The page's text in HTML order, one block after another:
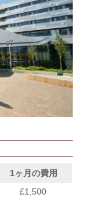
1ヶ月の費用
£1,500